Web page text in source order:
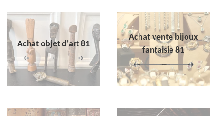
Achat objet d'art 81
Achat vente bijoux
fantaisie 81